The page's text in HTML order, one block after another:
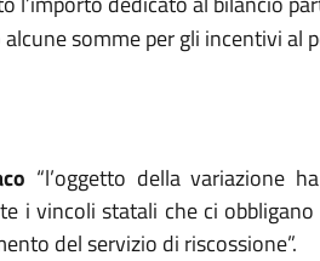
somme per gli incentivi al
“l’oggetto della variazione
i vincoli statali che ci
del servizio di riscossione”.